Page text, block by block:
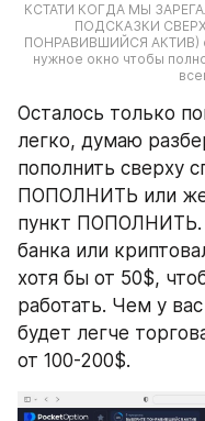
КСТАТИ КОГДА МЫ
ПОДСКАЗКИ
ПОНРАВИВШИЙСЯ АКТИВ)
нужное окно чтобы
Осталось только
легко, думаю
пополнить сверху
ПОПОЛНИТЬ или
пункт ПОПОЛНИТЬ.
банка или
хотя бы от 50$,
работать. Чем у
будет легче
от 100-200$.